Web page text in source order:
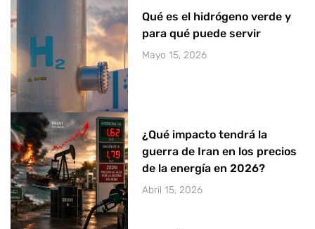
Qué es el hidrógeno verde y
para qué puede servir
Mayo 15, 2026
¿Qué impacto tendrá la
guerra de Iran en los precios
de la energía en 2026?
Abril 15, 2026